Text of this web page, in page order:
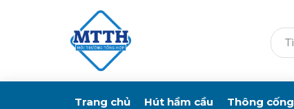
Trang chủ Hút hầm cầu Thông cống